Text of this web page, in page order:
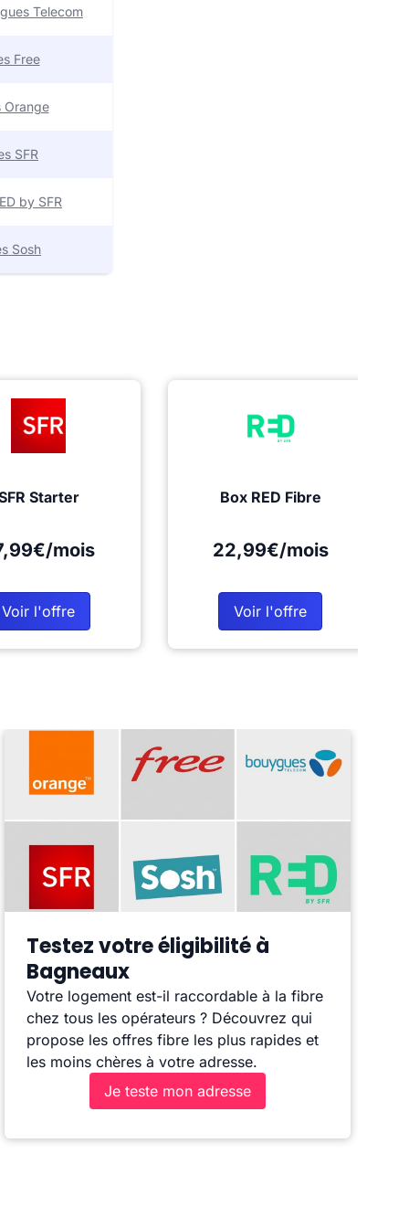
Telecom
Free
Orange
SFR
by SFR
Sosh
Starter
mois
Voir l'offre
Box RED Fibre
22,99€/mois
Voir l'offre
Testez votre éligibilité à
Bagneaux
Votre logement est-il raccordable à la fibre
chez tous les opérateurs ? Découvrez qui
propose les offres fibre les plus rapides et
les moins chères à votre adresse.
Je teste mon adresse